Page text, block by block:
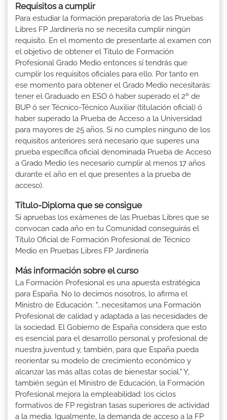
Requisitos a cumplir
Para estudiar la formación preparatoria de las Pruebas
Libres FP Jardinería no se necesita cumplir ningún
requisito. En el momento de presentarte al examen con
el objetivo de obtener el Titulo de Formación
Profesional Grado Medio entonces sí tendrás que
cumplir los requisitos oficiales para ello. Por tanto en
ese momento para obtener el Grado Medio necesitarás:
tener el Graduado en ESO ó haber superado el 2º de
BUP ó ser Técnico-Técnico Auxiliar (titulación oficial) ó
haber superado la Prueba de Acceso a la Universidad
para mayores de 25 años. Si no cumples ninguno de los
requisitos anteriores será necesario que superes una
prueba específica oficial denominada Prueba de Acceso
a Grado Medio (es necesario cumplir al menos 17 años
durante el año en el que presentes a la prueba de
acceso).
Título-Diploma que se consigue
Si apruebas los exámenes de las Pruebas Libres que se
convocan cada año en tu Comunidad conseguirás el
Título Oficial de Formación Profesional de Técnico
Medio en Pruebas Libres FP Jardinería
Más información sobre el curso
La Formación Profesional es una apuesta estratégica
para España. No lo decimos nosotros, lo afirma el
Ministro de Educación: "...necesitamos una Formación
Profesional de calidad y adaptada a las necesidades de
la sociedad. El Gobierno de España considera que esto
es esencial para el desarrollo personal y profesional de
nuestra juventud y, también, para que España pueda
reorientar su modelo de crecimiento económico y
alcanzar las más altas cotas de bienestar social." Y,
también según el Ministro de Educación, la Formación
Profesional mejora la empleabilidad: los ciclos
formativos de FP registran tasas superiores de actividad
a la media. Igualmente, la demanda de acceso a la FP